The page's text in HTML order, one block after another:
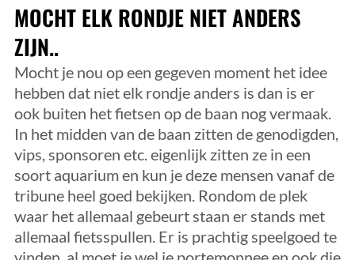
MOCHT ELK RONDJE NIET ANDERS
ZIJN..
Mocht je nou op een gegeven moment het idee
hebben dat niet elk rondje anders is dan is er
ook buiten het fietsen op de baan nog vermaak.
In het midden van de baan zitten de genodigden,
vips, sponsoren etc. eigenlijk zitten ze in een
soort aquarium en kun je deze mensen vanaf de
tribune heel goed bekijken. Rondom de plek
waar het allemaal gebeurt staan er stands met
allemaal fietsspullen. Er is prachtig speelgoed te